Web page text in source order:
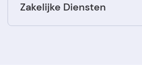
Zakelijke Diensten